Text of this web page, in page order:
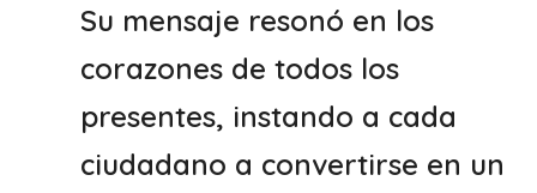
Su mensaje resonó en los
corazones de todos los
presentes, instando a cada
ciudadano a convertirse en un